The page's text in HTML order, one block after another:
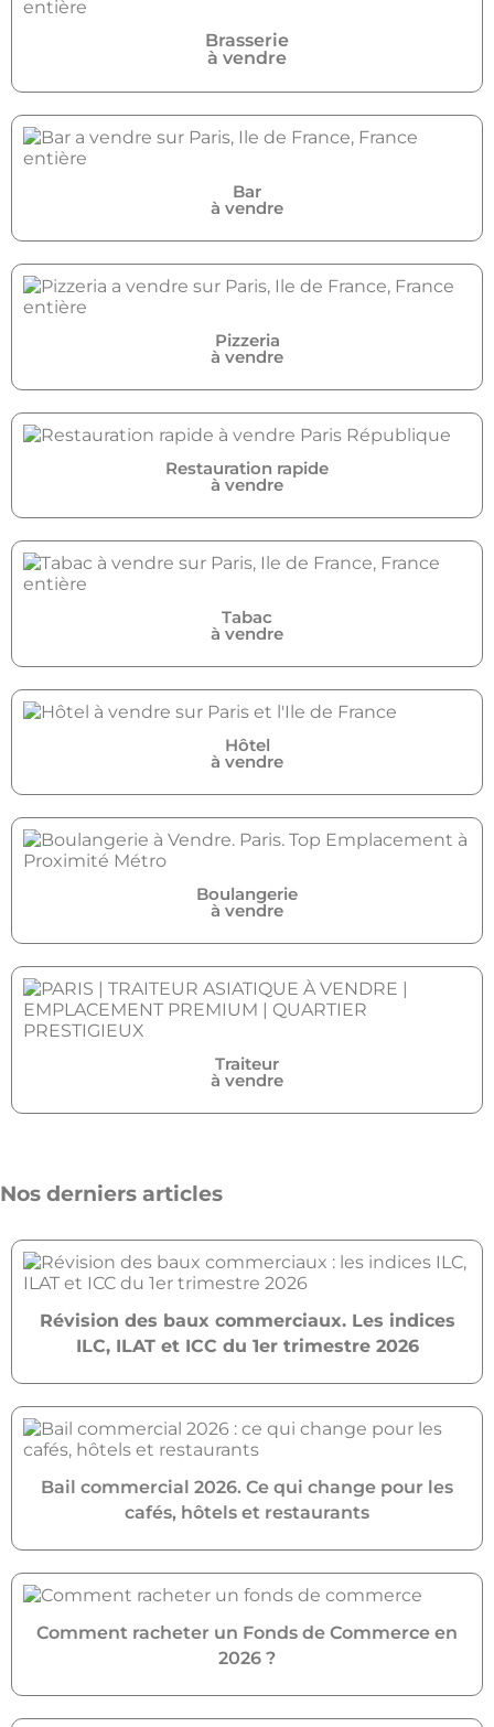
Brasserie
à vendre
Bar
à vendre
Pizzeria
à vendre
Restauration rapide
à vendre
Tabac
à vendre
Hôtel
à vendre
Boulangerie
à vendre
Traiteur
à vendre
Nos derniers articles
Révision des baux commerciaux. Les indices
ILC, ILAT et ICC du 1er trimestre 2026
Bail commercial 2026. Ce qui change pour les
cafés, hôtels et restaurants
Comment racheter un Fonds de Commerce en
2026 ?